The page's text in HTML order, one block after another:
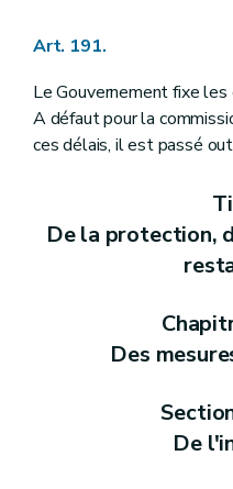
Art. 529
Art. 191.
Le Gouvernement fixe
A défaut pour la
ces délais, il est passé
De la protection,
Des
De